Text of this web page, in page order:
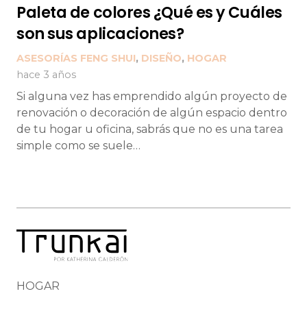
Paleta de colores ¿Qué es y Cuáles
son sus aplicaciones?
ASESORÍAS FENG SHUI, DISEÑO, HOGAR
hace 3 años
Si alguna vez has emprendido algún proyecto de
renovación o decoración de algún espacio dentro
de tu hogar u oficina, sabrás que no es una tarea
simple como se suele…
HOGAR